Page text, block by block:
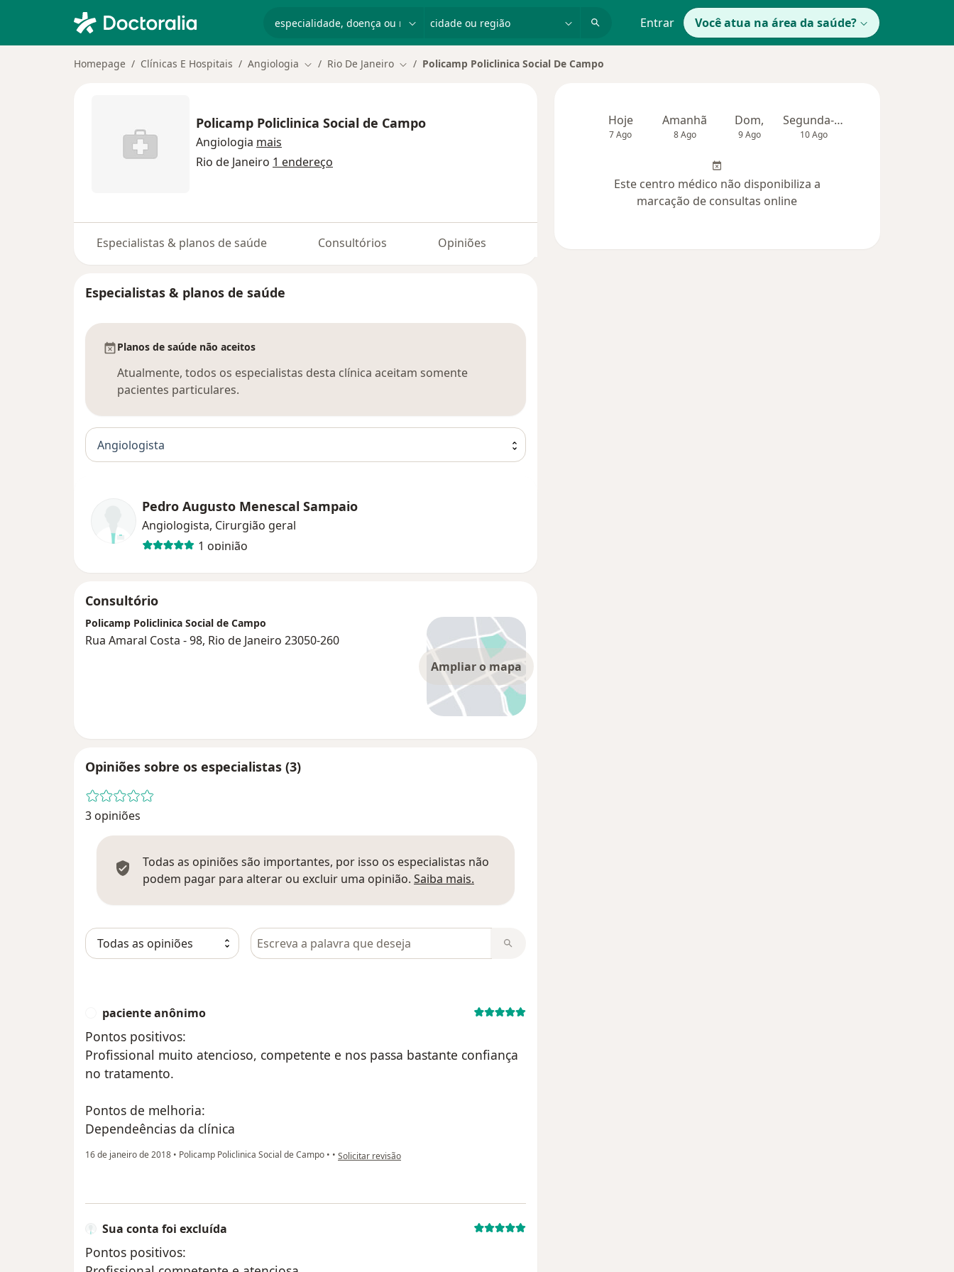
Entrar Você atua na área da saúde?
Homepage Clínicas E Hospitais Angiologia Mudar de cidade
Rio De Janeiro Mudar de cidade
Policamp Policlinica Social De Campo
Policamp Policlinica Social de Campo
Angiologia mais
Rio de Janeiro 1 endereço
Especialistas & planos de saúde Consultórios Opiniões
Especialistas & planos de saúde
Planos de saúde não aceitos
Atualmente, todos os especialistas desta clínica aceitam somente
pacientes particulares.
Angiologista
Pedro Augusto Menescal Sampaio
Angiologista, Cirurgião geral
1 opinião
Consultório
Ampliar o mapa
Policamp Policlinica Social de Campo
Rua Amaral Costa - 98, Rio de Janeiro 23050-260
Opiniões sobre os especialistas (3)
3 opiniões
Todas as opiniões são importantes, por isso os especialistas não
podem pagar para alterar ou excluir uma opinião. Saiba mais.
Pesquisar em opiniões
paciente anônimo
Pontos positivos:
Profissional muito atencioso, competente e nos passa bastante confiança
no tratamento.
Pontos de melhoria:
Dependeências da clínica
16 de janeiro de 2018 • Policamp Policlinica Social de Campo • • na opinião do utilizador paciente anônimo
Solicitar revisão
Sua conta foi excluída
Pontos positivos:
Hoje
7 Ago
Amanhã
8 Ago
Dom,
9 Ago
Segunda-feira
10 Ago
Este centro médico não disponibiliza a
marcação de consultas online